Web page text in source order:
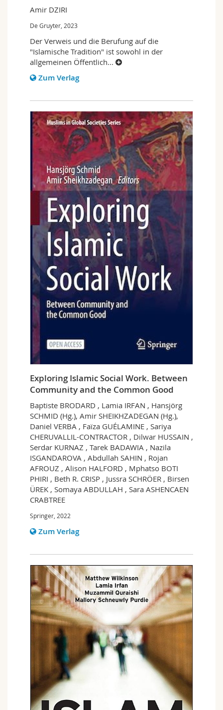
Amir DZIRI
De Gruyter, 2023
Der Verweis und die Berufung auf die
"Islamische Tradition" ist sowohl in der
allgemeinen Öffentlich...
Zum Verlag
Exploring Islamic Social Work. Between
Community and the Common Good
Baptiste BRODARD , Lamia IRFAN , Hansjörg
SCHMID (Hg.), Amir SHEIKHZADEGAN (Hg.),
Daniel VERBA , Faïza GUÉLAMINE , Sariya
CHERUVALLIL-CONTRACTOR , Dilwar HUSSAIN ,
Serdar KURNAZ , Tarek BADAWIA , Nazila
ISGANDAROVA , Abdullah SAHIN , Rojan
AFROUZ , Alison HALFORD , Mphatso BOTI
PHIRI , Beth R. CRISP , Jussra SCHRÖER , Birsen
ÜREK , Somaya ABDULLAH , Sara ASHENCAEN
CRABTREE
Springer, 2022
Zum Verlag